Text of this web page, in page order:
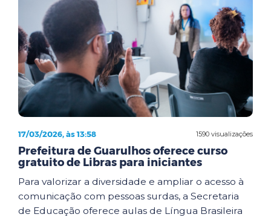
1590 visualizações
17/03/2026, às 13:58
Prefeitura de Guarulhos oferece curso
gratuito de Libras para iniciantes
Para valorizar a diversidade e ampliar o acesso à
comunicação com pessoas surdas, a Secretaria
de Educação oferece aulas de Língua Brasileira